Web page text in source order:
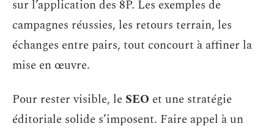
sur l’application des 8P. Les exemples de
campagnes réussies, les retours terrain, les
échanges entre pairs, tout concourt à affiner la
mise en œuvre.
Pour rester visible, le SEO et une stratégie
éditoriale solide s’imposent. Faire appel à un